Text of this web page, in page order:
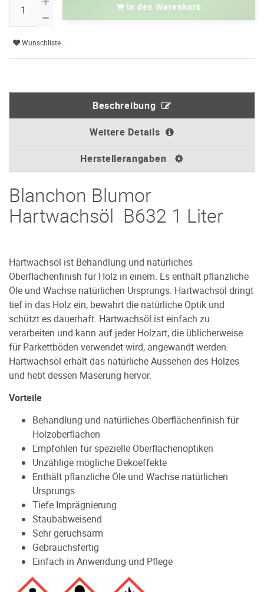
In den Warenkorb
Wunschliste
Beschreibung
Weitere Details
Herstellerangaben
Blanchon Blumor
Hartwachsöl B632 1 Liter
Hartwachsöl ist Behandlung und natürliches
Oberflächenfinish für Holz in einem. Es enthält pflanzliche
Öle und Wachse natürlichen Ursprungs. Hartwachsöl dringt
tief in das Holz ein, bewahrt die natürliche Optik und
schützt es dauerhaft. Hartwachsöl ist einfach zu
verarbeiten und kann auf jeder Holzart, die üblicherweise
für Parkettböden verwendet wird, angewandt werden.
Hartwachsöl erhält das natürliche Aussehen des Holzes
und hebt dessen Maserung hervor.
Vorteile
Behandlung und natürliches Oberflächenfinish für
Holzoberflächen
Empfohlen für spezielle Oberflächenoptiken
Unzählige mögliche Dekoeffekte
Enthält pflanzliche Öle und Wachse natürlichen
Ursprungs
Tiefe Imprägnierung
Staubabweisend
Sehr geruchsarm
Gebrauchsfertig
Einfach in Anwendung und Pflege